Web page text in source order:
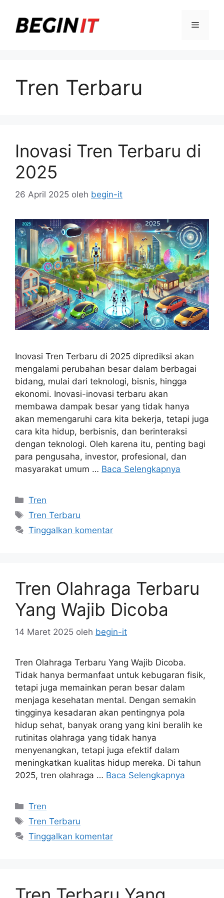
Menu
Tren Terbaru
Inovasi Tren Terbaru di
2025
26 April 2025 oleh begin-it
Inovasi Tren Terbaru di 2025 diprediksi akan
mengalami perubahan besar dalam berbagai
bidang, mulai dari teknologi, bisnis, hingga
ekonomi. Inovasi-inovasi terbaru akan
membawa dampak besar yang tidak hanya
akan memengaruhi cara kita bekerja, tetapi juga
cara kita hidup, berbisnis, dan berinteraksi
dengan teknologi. Oleh karena itu, penting bagi
para pengusaha, investor, profesional, dan
masyarakat umum … Baca Selengkapnya
Kategori
Tren
Tag
Tren Terbaru
Tinggalkan komentar
Tren Olahraga Terbaru
Yang Wajib Dicoba
14 Maret 2025 oleh begin-it
Tren Olahraga Terbaru Yang Wajib Dicoba.
Tidak hanya bermanfaat untuk kebugaran fisik,
tetapi juga memainkan peran besar dalam
menjaga kesehatan mental. Dengan semakin
tingginya kesadaran akan pentingnya pola
hidup sehat, banyak orang yang kini beralih ke
rutinitas olahraga yang tidak hanya
menyenangkan, tetapi juga efektif dalam
meningkatkan kualitas hidup mereka. Di tahun
2025, tren olahraga … Baca Selengkapnya
Kategori
Tren
Tag
Tren Terbaru
Tinggalkan komentar